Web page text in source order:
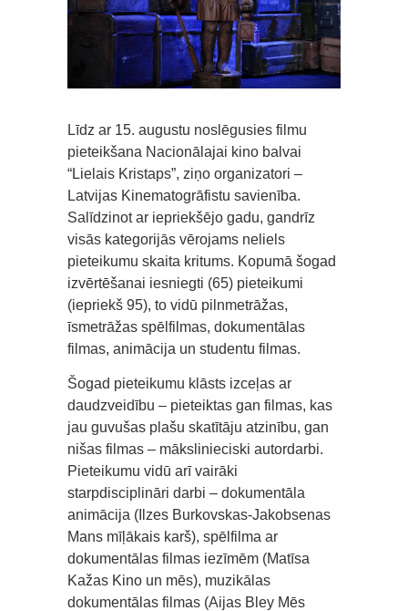
Līdz ar 15. augustu noslēgusies filmu
pieteikšana Nacionālajai kino balvai
“Lielais Kristaps”, ziņo organizatori –
Latvijas Kinematogrāfistu savienība.
Salīdzinot ar iepriekšējo gadu, gandrīz
visās kategorijās vērojams neliels
pieteikumu skaita kritums. Kopumā šogad
izvērtēšanai iesniegti (65) pieteikumi
(iepriekš 95), to vidū pilnmetrāžas,
īsmetrāžas spēlfilmas, dokumentālas
filmas, animācija un studentu filmas.
Šogad pieteikumu klāsts izceļas ar
daudzveidību – pieteiktas gan filmas, kas
jau guvušas plašu skatītāju atzinību, gan
nišas filmas – mākslinieciski autordarbi.
Pieteikumu vidū arī vairāki
starpdisciplināri darbi – dokumentāla
animācija (Ilzes Burkovskas-Jakobsenas
Mans mīļākais karš), spēlfilma ar
dokumentālas filmas iezīmēm (Matīsa
Kažas Kino un mēs), muzikālas
dokumentālas filmas (Aijas Bley Mēs